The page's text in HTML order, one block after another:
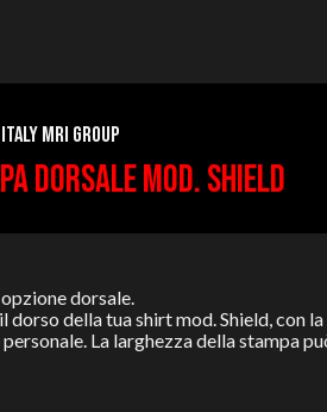
MRI GROUP
DORSALE MOD. SHIELD
dorsale.
dorso della tua shirt mod. Shield, con
La larghezza della stampa